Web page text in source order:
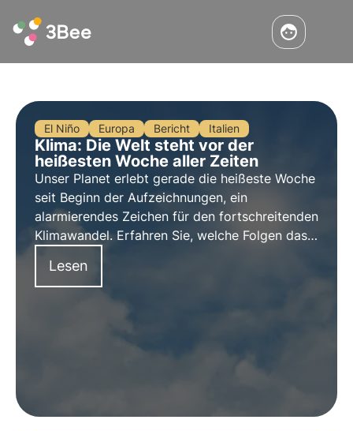
El Niño Europa Bericht Italien
Klima: Die Welt steht vor der
heißesten Woche aller Zeiten
Unser Planet erlebt gerade die heißeste Woche
seit Beginn der Aufzeichnungen, ein
alarmierendes Zeichen für den fortschreitenden
Klimawandel. Erfahren Sie, welche Folgen das
Maßnahmen wir ergreifen müssen, um sie
angesichts des Klimawandels zu erhalten.
Lesen